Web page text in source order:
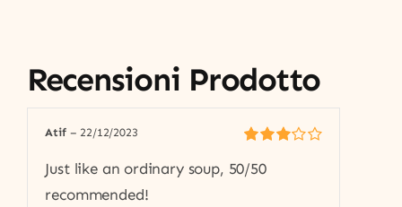
Recensioni Prodotto
3su 5
Atif – 22/12/2023
Just like an ordinary soup, 50/50
recommended!